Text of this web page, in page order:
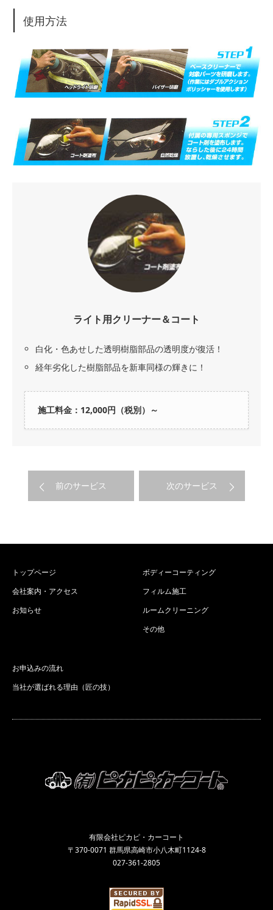
使用方法
ライト用クリーナー＆コート
白化・色あせした透明樹脂部品の透明度が復活！
経年劣化した樹脂部品を新車同様の輝きに！
施工料金：12,000円（税別）～
前のサービス 次のサービス
トップページ
会社案内・アクセス
お知らせ
ボディーコーティング
フィルム施工
ルームクリーニング
その他
お申込みの流れ
当社が選ばれる理由（匠の技）
有限会社ピカピ・カーコート
〒370-0071 群馬県高崎市小八木町1124-8
027-361-2805